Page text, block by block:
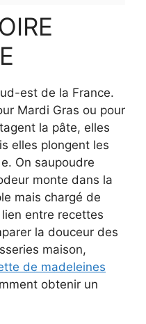
est de la France.
Mardi Gras ou pour
la pâte, elles
elles plongent les
On saupoudre
monte dans la
mais chargé de
entre recettes
la douceur des
maison,
de madeleines
obtenir un